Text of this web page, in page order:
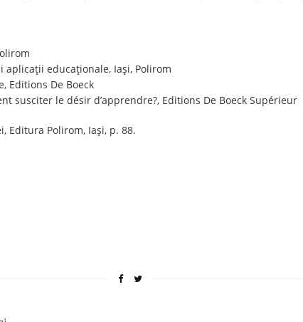
aplicaţii educaţionale, Iași, Polirom
Editions De Boeck
susciter le désir d’apprendre?, Editions De Boeck Supérieur
Editura Polirom, Iași, p. 88.